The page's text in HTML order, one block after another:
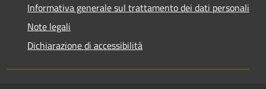
Informativa generale sul trattamento dei dati personali
Note legali
Dichiarazione di accessibilità